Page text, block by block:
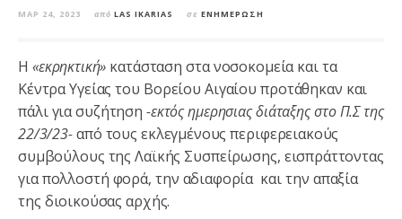
ΜΑΡ 24, 2023 από LAS IKARIAS σε ΕΝΗΜΈΡΩΣΗ
Η «εκρηκτική» κατάσταση στα νοσοκομεία και τα
Κέντρα Υγείας του Βορείου Αιγαίου προτάθηκαν και
πάλι για συζήτηση-εκτός ημερησιας διάταξης στο Π.Σ της
22/3/23-από τους εκλεγμένους περιφερειακούς
συμβούλους της Λαϊκής Συσπείρωσης, εισπράττοντας
για πολλοστή φορά, την αδιαφορία και την απαξία
της διοικούσας αρχής.